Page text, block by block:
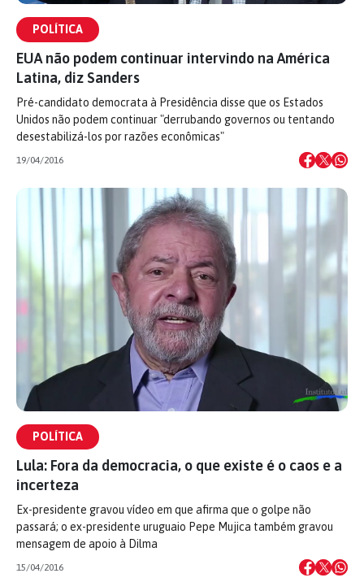
POLÍTICA
EUA não podem continuar intervindo na América
Latina, diz Sanders
Pré-candidato democrata à Presidência disse que os Estados
Unidos não podem continuar "derrubando governos ou tentando
desestabilizá-los por razões econômicas"
19/04/2016
POLÍTICA
Lula: Fora da democracia, o que existe é o caos e a
incerteza
Ex-presidente gravou vídeo em que afirma que o golpe não
passará; o ex-presidente uruguaio Pepe Mujica também gravou
mensagem de apoio à Dilma
15/04/2016